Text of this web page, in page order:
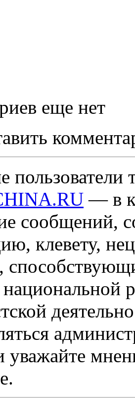
еще нет
пользователи
— в
сообщений,
клевету,
национальной